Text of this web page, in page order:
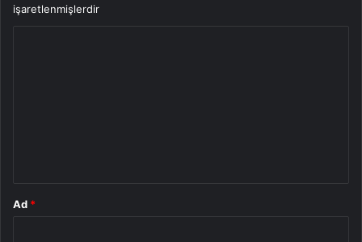
işaretlenmişlerdir
Ad *